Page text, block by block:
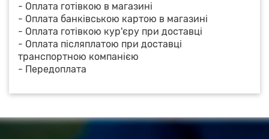
- Оплата готівкою в магазині
- Оплата банківською картою в магазині
- Оплата готівкою кур'єру при доставці
- Оплата післяплатою при доставці
транспортною компанією
- Передоплата